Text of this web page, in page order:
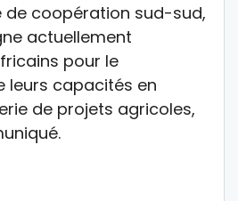
de coopération sud-sud,
actuellement
pour le
leurs capacités en
de projets agricoles,